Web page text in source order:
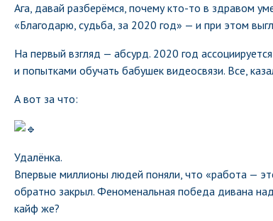
Ага, давай разберёмся, почему кто-то в здравом
«Благодарю, судьба, за 2020 год» — и при этом
На первый взгляд — абсурд. 2020 год
и попытками обучать бабушек видеосвязи. Все,
А вот за что:
Удалёнка.
Впервые миллионы людей поняли, что «работа —
обратно закрыл. Феноменальная победа дивана
кайф же?